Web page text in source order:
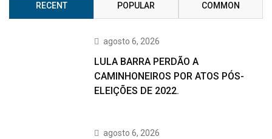
RECENT POPULAR COMMON
agosto 6, 2026
LULA BARRA PERDÃO A
CAMINHONEIROS POR ATOS PÓS-
ELEIÇÕES DE 2022.
agosto 6, 2026